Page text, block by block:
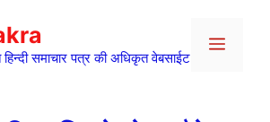
समाचार पत्र की अधिकृत वेबसाईट
Menu